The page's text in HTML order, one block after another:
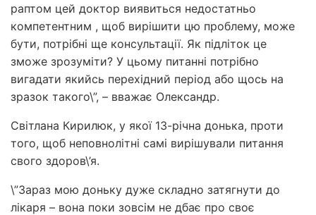
раптом цей доктор виявиться недостатньо
компетентним , щоб вирішити цю проблему, може
бути, потрібні ще консультації. Як підліток це
зможе зрозуміти? У цьому питанні потрібно
вигадати якийсь перехідний період або щось на
зразок такого\”, – вважає Олександр.
Світлана Кирилюк, у якої 13-річна донька, проти
того, щоб неповнолітні самі вирішували питання
свого здоров\’я.
\”Зараз мою доньку дуже складно затягнути до
лікаря – вона поки зовсім не дбає про своє